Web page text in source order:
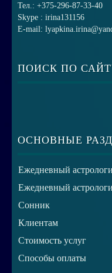
Тел.: +375-296-87-33-40
Skype : irina131156
E-mail:
ПОИСК ПО
ОСНОВНЫЕ
Ежедневный
Ежедневный
Сонник
Клиентам
Стоимость услуг
Способы оплаты